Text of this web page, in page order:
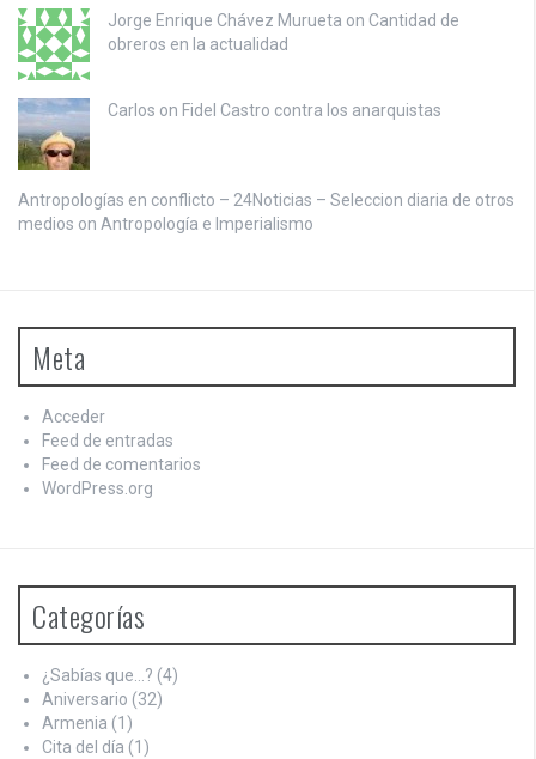
Jorge Enrique Chávez Murueta on Cantidad de
obreros en la actualidad
Carlos on Fidel Castro contra los anarquistas
Antropologías en conflicto – 24Noticias – Seleccion diaria de otros
medios on Antropología e Imperialismo
Meta
Acceder
Feed de entradas
Feed de comentarios
WordPress.org
Categorías
¿Sabías que…? (4)
Aniversario (32)
Armenia (1)
Cita del día (1)